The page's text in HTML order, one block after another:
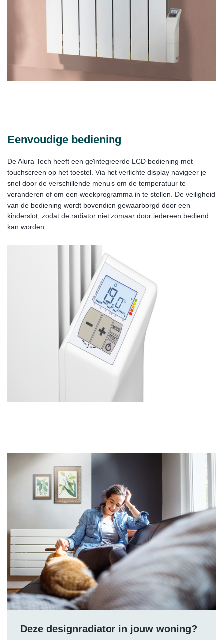
Eenvoudige bediening
De Alura Tech heeft een geïntegreerde LCD bediening met
touchscreen op het toestel. Via het verlichte display navigeer je
snel door de verschillende menu’s om de temperatuur te
veranderen of om een weekprogramma in te stellen. De veiligheid
van de bediening wordt bovendien gewaarborgd door een
kinderslot, zodat de radiator niet zomaar door iedereen bediend
kan worden.
Deze designradiator in jouw woning?